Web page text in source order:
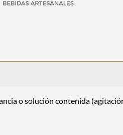
o solución contenida